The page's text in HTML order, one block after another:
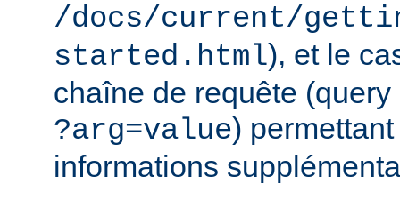
/docs/current/
started.html), et le
chaîne de requête
?arg=value)
informations